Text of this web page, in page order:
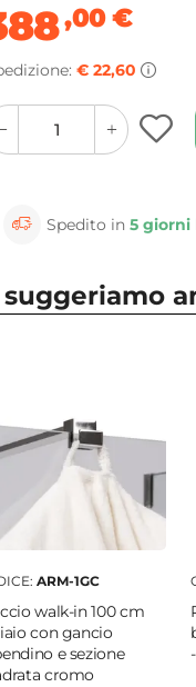
⚲
,00€
€ 22,60
quantity
button
quantity
minus
button
Spedito in5 giorni
suggeriamo
ARM-1GC
walk-in 100 cm
con gancio
e sezione
cromo